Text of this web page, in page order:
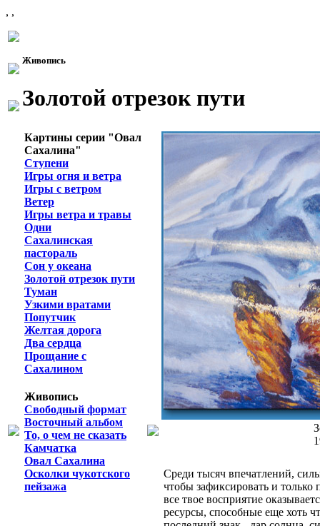
, ,
Живопись
Золотой отрезок пути
Картины серии "Овал
Сахалина"
Ступени
Игры огня и ветра
Игры с ветром
Ветер
Игры ветра и травы
Одни
Сахалинская
пастораль
Сон у океана
Золотой отрезок пути
Туман
Узкими вратами
Попутчик
Желтая дорога
Два сердца
Прощание с
Сахалином
Живопись
Свободный формат
Восточный альбом
То, о чем не сказать
Камчатка
Овал Сахалина
Осколки чукотского
пейзажа
Среди тысяч впечатлений,
чтобы зафиксировать и только
все твое восприятие
ресурсы, способные еще хоть